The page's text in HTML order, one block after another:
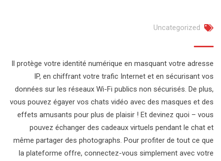
Uncategorized
Il protège votre identité numérique en masquant votre adresse
IP, en chiffrant votre trafic Internet et en sécurisant vos
données sur les réseaux Wi-Fi publics non sécurisés. De plus,
vous pouvez égayer vos chats vidéo avec des masques et des
effets amusants pour plus de plaisir ! Et devinez quoi – vous
pouvez échanger des cadeaux virtuels pendant le chat et
même partager des photographs. Pour profiter de tout ce que
la plateforme offre, connectez-vous simplement avec votre